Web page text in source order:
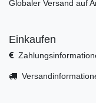
Globaler Versand auf
Einkaufen